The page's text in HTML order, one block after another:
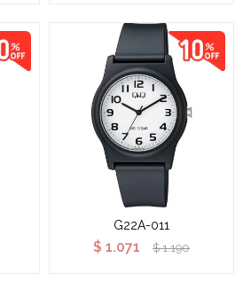
G22A-011
$ 1.071 $ 1.190